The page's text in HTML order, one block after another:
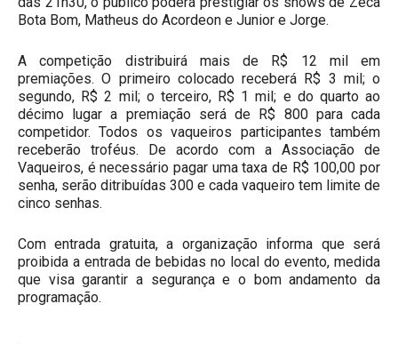
Bota Bom, Matheus do Acordeon e Junior e Jorge.
A competição distribuirá mais de R$ 12 mil em
premiações. O primeiro colocado receberá R$ 3 mil; o
segundo, R$ 2 mil; o terceiro, R$ 1 mil; e do quarto ao
décimo lugar a premiação será de R$ 800 para cada
competidor. Todos os vaqueiros participantes também
receberão troféus. De acordo com a Associação de
Vaqueiros, é necessário pagar uma taxa de R$ 100,00 por
senha, serão ditribuídas 300 e cada vaqueiro tem limite de
cinco senhas.
Com entrada gratuita, a organização informa que será
proibida a entrada de bebidas no local do evento, medida
que visa garantir a segurança e o bom andamento da
programação.